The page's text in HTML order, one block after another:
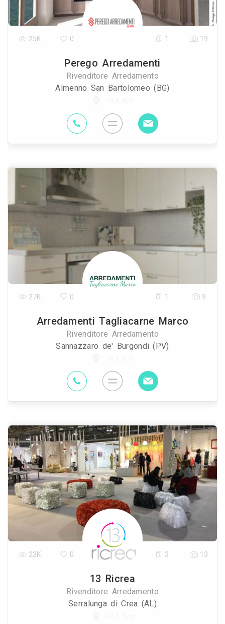
Perego Arredamenti
Rivenditore Arredamento
Almenno San Bartolomeo (BG)
25K 0 1 19
Arredamenti Tagliacarne Marco
Rivenditore Arredamento
Sannazzaro de' Burgondi (PV)
27K 0 1 9
13 Ricrea
Rivenditore Arredamento
Serralunga di Crea (AL)
23K 0 3 13